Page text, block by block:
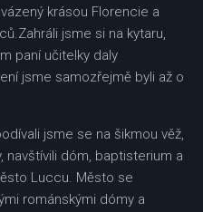
krásou Florencie a
jsme si na kytaru,
paní učitelky daly
jsme samozřejmě byli až o
jsme se na šikmou věž,
navštívili dóm, baptisterium a
Luccu. Město se
románskými dómy a